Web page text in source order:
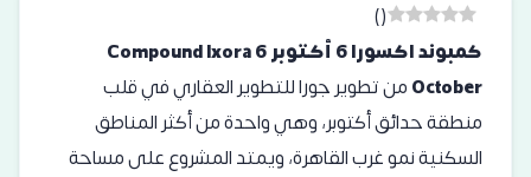
(
)
كمبوند اكسورا 6 أكتوبر Compound Ixora 6
Octoberمن تطوير جورا للتطوير العقاري في قلب
منطقة حدائق أكتوبر، وهي واحدة من أكثر المناطق
السكنية نمو غرب القاهرة، ويمتد المشروع على مساحة